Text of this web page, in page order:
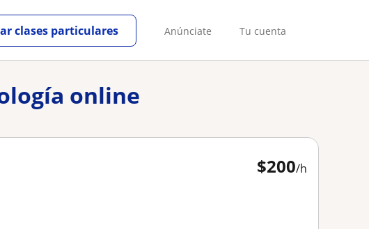
Anúnciate Tu cuenta
clases particulares
online
$200/h